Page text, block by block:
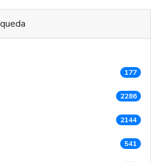
177
2286
2144
541